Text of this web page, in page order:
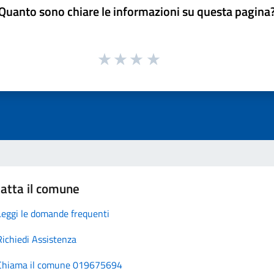
sono chiare le informazioni su questa
il comune
le domande frequenti
Assistenza
il comune 019675694